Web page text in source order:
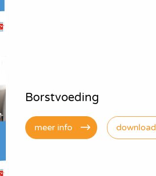
Borstvoeding
meer info download